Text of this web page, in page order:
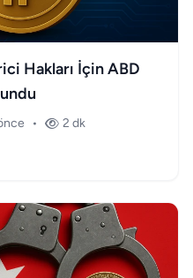
Hakları İçin ABD
• 2 dk